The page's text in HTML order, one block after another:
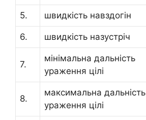
5. швидкість навздогін
6. швидкість назустріч
7.
мінімальна дальність
ураження цілі
8.
максимальна дальність
ураження цілі